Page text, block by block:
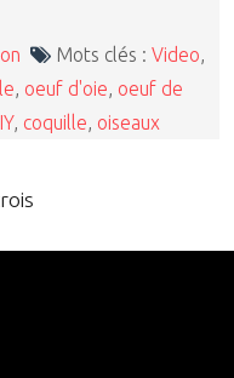
Mots clés : Video
oeuf d'oie oeuf de
, coquille oiseaux